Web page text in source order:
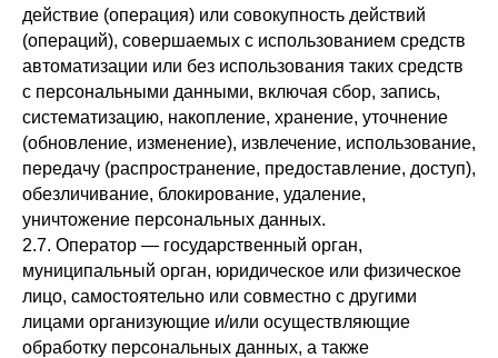
действие (операция) или совокупность действий
(операций), совершаемых с использованием средств
автоматизации или без использования таких средств
с персональными данными, включая сбор, запись,
систематизацию, накопление, хранение, уточнение
(обновление, изменение), извлечение, использование,
передачу (распространение, предоставление, доступ),
обезличивание, блокирование, удаление,
уничтожение персональных данных.
2.7. Оператор — государственный орган,
муниципальный орган, юридическое или физическое
лицо, самостоятельно или совместно с другими
лицами организующие и/или осуществляющие
обработку персональных данных, а также